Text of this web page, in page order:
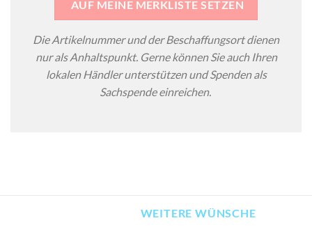
AUF MEINE MERKLISTE SETZEN
Die Artikelnummer und der Beschaffungsort dienen
nur als Anhaltspunkt. Gerne können Sie auch Ihren
lokalen Händler unterstützen und Spenden als
Sachspende einreichen.
WEITERE WÜNSCHE